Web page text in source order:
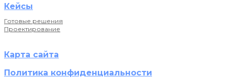
Кейсы
Готовые решения
Проектирование
Карта сайта
Политика конфиденциальности